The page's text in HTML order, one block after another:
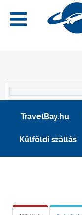
TravelBay.hu
Külföldi szállás